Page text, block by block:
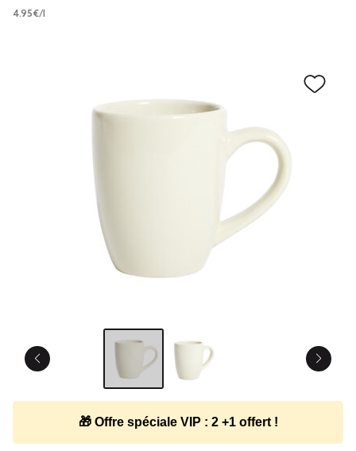
4.95€/l
🎁 Offre spéciale VIP : 2 +1 offert !